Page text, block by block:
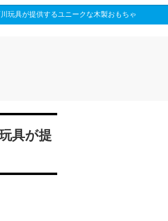
玩具が提供するユニークな木製おもちゃ
具が提